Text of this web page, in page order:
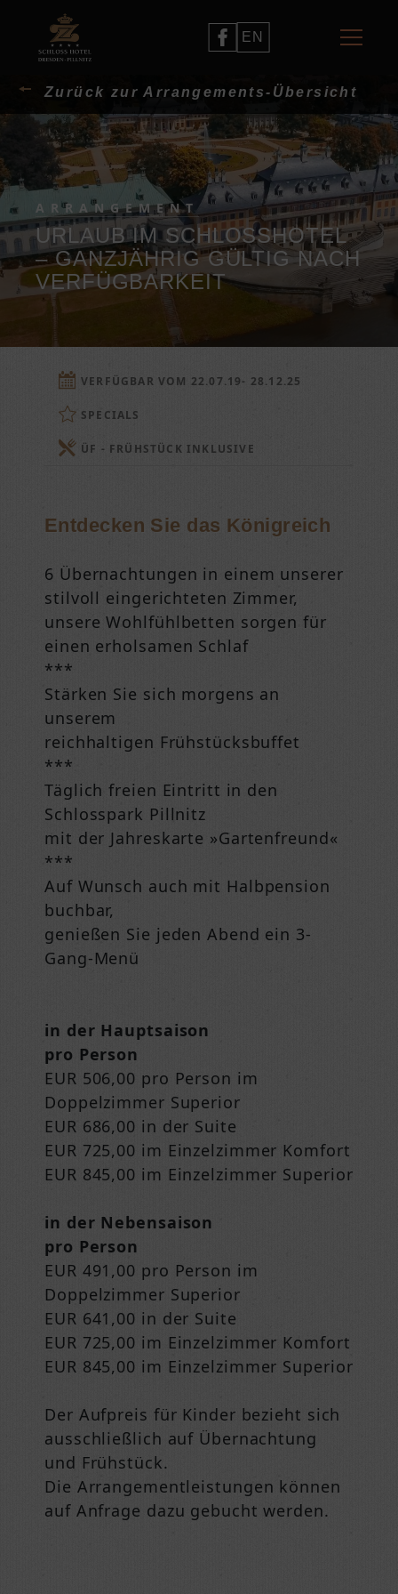
EN
Zurück zur Arrangements-Übersicht
ARRANGEMENT
URLAUB IM SCHLOSSHOTEL
– GANZJÄHRIG GÜLTIG NACH
VERFÜGBARKEIT
VERFÜGBAR VOM 22.07.19- 28.12.25
SPECIALS
ÜF - FRÜHSTÜCK INKLUSIVE
Entdecken Sie das Königreich
6 Übernachtungen in einem unserer
stilvoll eingerichteten Zimmer,
unsere Wohlfühlbetten sorgen für
einen erholsamen Schlaf
***
Stärken Sie sich morgens an
unserem
reichhaltigen Frühstücksbuffet
***
Täglich freien Eintritt in den
Schlosspark Pillnitz
mit der Jahreskarte »Gartenfreund«
***
Auf Wunsch auch mit Halbpension
buchbar,
genießen Sie jeden Abend ein 3-
Gang-Menü
in der Hauptsaison
pro Person
EUR 506,00 pro Person im
Doppelzimmer Superior
EUR 686,00 in der Suite
EUR 725,00 im Einzelzimmer Komfort
EUR 845,00 im Einzelzimmer Superior
in der Nebensaison
pro Person
EUR 491,00 pro Person im
Doppelzimmer Superior
EUR 641,00 in der Suite
EUR 725,00 im Einzelzimmer Komfort
EUR 845,00 im Einzelzimmer Superior
Der Aufpreis für Kinder bezieht sich
ausschließlich auf Übernachtung
und Frühstück.
Die Arrangementleistungen können
auf Anfrage dazu gebucht werden.